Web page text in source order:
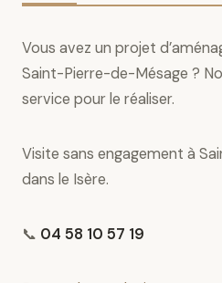
Vous avez un projet
Saint-Pierre-de-Mésage ?
service pour le réaliser.
Visite sans engagement à
dans le Isère.
📞 04 58 10 57 19